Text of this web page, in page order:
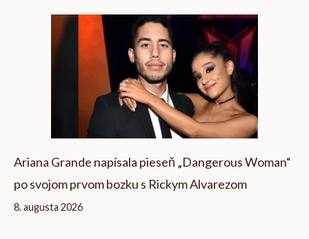
Ariana Grande napísala pieseň „Dangerous Woman“
po svojom prvom bozku s Rickym Alvarezom
8. augusta 2026